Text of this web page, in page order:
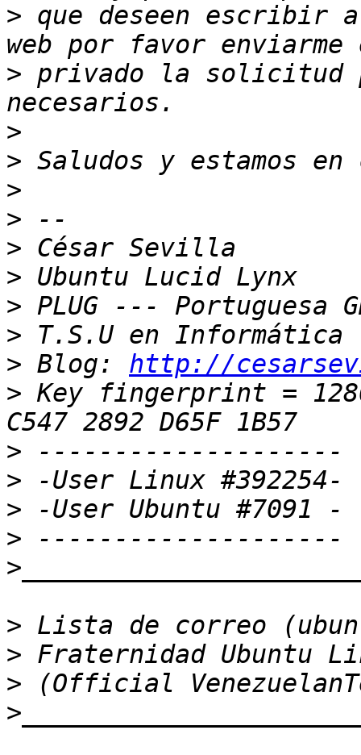
> que deseen escribir
> privado la solicitud
>
>
>
>
>
>
>
>
> Blog: http://
> Key fingerprint = 1280
>
>
>
>
>
>
>
>
>